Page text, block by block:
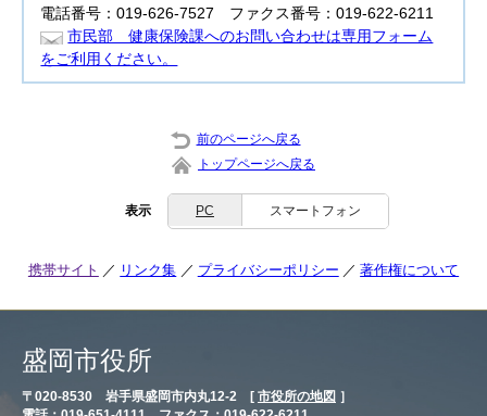
電話番号：019-626-7527 ファクス番号：019-622-6211
市民部 健康保険課へのお問い合わせは専用フォーム
をご利用ください。
前のページへ戻る
トップページへ戻る
表示 PC スマートフォン
携帯サイト リンク集 プライバシーポリシー 著作権について
盛岡市役所
〒020-8530 岩手県盛岡市内丸12-2 [ 市役所の地図 ］